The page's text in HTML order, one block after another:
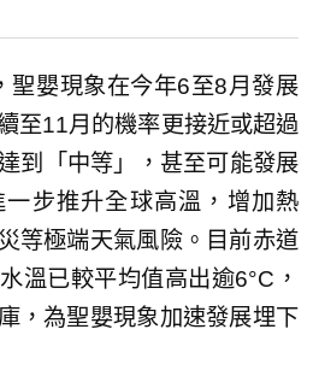
聖嬰現象在今年6至8月發展
至11月的機率更接近或超過
到「中等」，甚至可能發展
步推升全球高溫，增加熱
等極端天氣風險。目前赤道
溫已較平均值高出逾6°C，
，為聖嬰現象加速發展埋下